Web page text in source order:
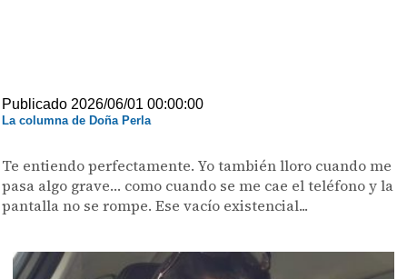
Publicado 2026/06/01 00:00:00
La columna de Doña Perla
Te entiendo perfectamente. Yo también lloro cuando me
pasa algo grave… como cuando se me cae el teléfono y la
pantalla no se rompe. Ese vacío existencial...